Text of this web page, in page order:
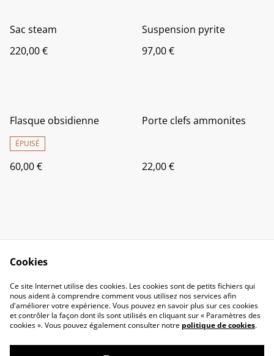
Sac steam
220,00 €
Suspension pyrite
97,00 €
Flasque obsidienne
ÉPUISÉ
60,00 €
Porte clefs ammonites
22,00 €
Contact Us
Legal Terms
Privacy Policy
Cookie Policy
Cookies
Ce site Internet utilise des cookies. Les cookies sont de petits fichiers qui
nous aident à comprendre comment vous utilisez nos services afin
d'améliorer votre expérience. Vous pouvez en savoir plus sur ces cookies
et contrôler la façon dont ils sont utilisés en cliquant sur « Paramètres des
cookies ». Vous pouvez également consulter notre politique de cookies.